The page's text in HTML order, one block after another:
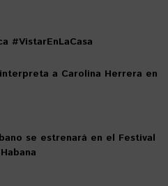
#VistarEnLaCasa
a Carolina Herrera en
se estrenará en el Festival